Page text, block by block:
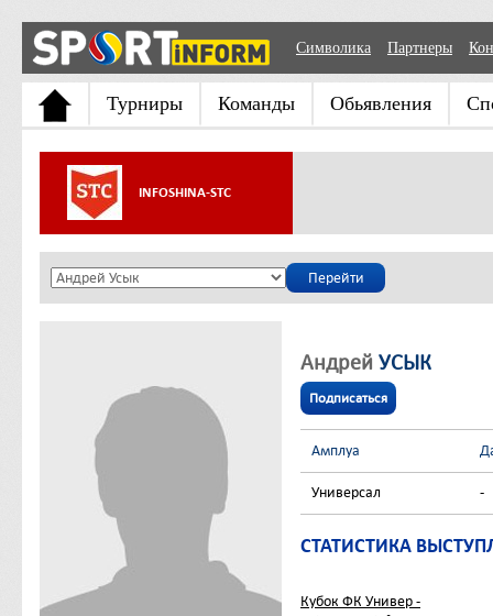
Символика Партнеры
Турниры Команды Обьявления
INFOSHINA-STC
Андрей УСЫК
Подписаться
Амплуа
Универсал -
СТАТИСТИКА
Кубок ФК Универ -